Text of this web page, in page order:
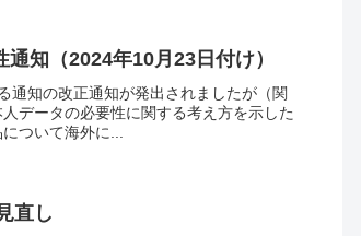
知（2024年10月23日付け）
通知の改正通知が発出されましたが（関
データの必要性に関する考え方を示した
ついて海外に...
直し